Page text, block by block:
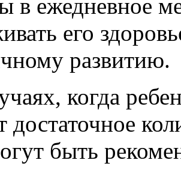
в ежедневное
его
развитию.
когда
достаточное
быть